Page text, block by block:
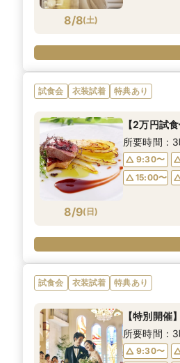
8/8(土)
試食会 衣装試着 特典あり
8/9( 日)
【2万円試
所要時間：
9:30〜
15:00〜
試食会 衣装試着 特典あり
【特別開
所要時間：
9:30〜